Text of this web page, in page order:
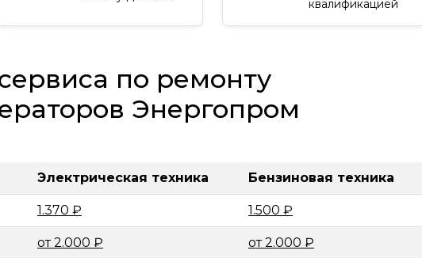
квалификацией
по ремонту
Энергопром
Электрическая техника Бензиновая техника
1.370 ₽ 1.500 ₽
от 2.000 ₽ от 2.000 ₽